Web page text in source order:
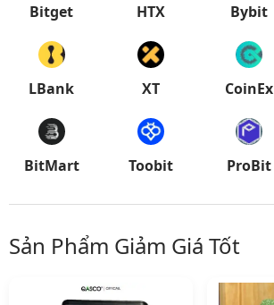
Bitget HTX Bybit
LBank XT CoinEx
BitMart Toobit ProBit
Sản Phẩm Giảm Giá Tốt